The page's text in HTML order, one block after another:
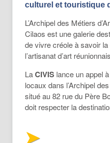
culturel et touristique
L’Archipel des Métiers
Cilaos est une galerie
de vivre créole à savoir
l’artisanat d’art
LaCIVIS lance un appel
locaux dans l’Archipel
situé au 82 rue du Père
doit respecter la